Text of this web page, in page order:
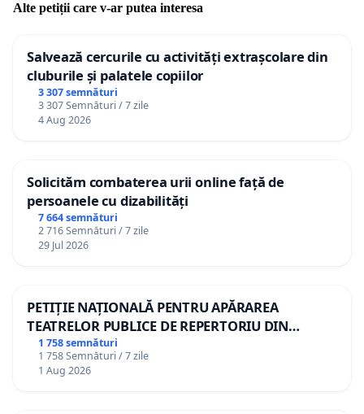
Alte petiții care v-ar putea interesa
Salvează cercurile cu activități extrașcolare din
cluburile și palatele copiilor
3 307 semnături
3 307 Semnături / 7 zile
4 Aug 2026
Solicităm combaterea urii online față de
persoanele cu dizabilități
7 664 semnături
2 716 Semnături / 7 zile
29 Jul 2026
PETIȚIE NAȚIONALĂ PENTRU APĂRAREA
TEATRELOR PUBLICE DE REPERTORIU DIN
ROMÂNIA
1 758 semnături
1 758 Semnături / 7 zile
1 Aug 2026